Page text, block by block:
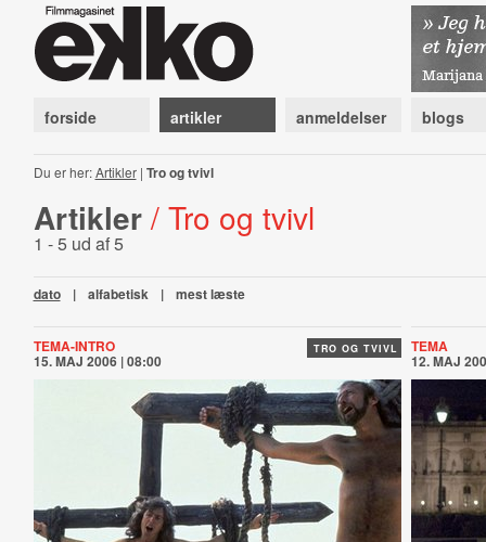
forside artikler anmeldelser blogs
Du er her:Artikler| Tro og tvivl
Artikler / Tro og tvivl
1 - 5 ud af 5
dato | alfabetisk | mest læste
TRO OG TVIVL
TEMA-INTRO
15. MAJ 2006 | 08:00
TEMA
12. MAJ